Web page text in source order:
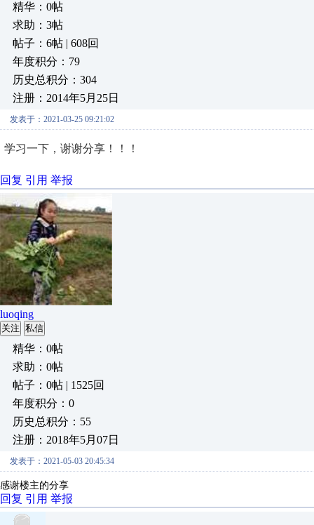
精华：0帖
求助：3帖
帖子：6帖 | 608回
年度积分：79
历史总积分：304
注册：2014年5月25日
发表于：2021-03-25 09:21:02
学习一下，谢谢分享！！！
回复 引用 举报
luoqing
关注 私信
精华：0帖
求助：0帖
帖子：0帖 | 1525回
年度积分：0
历史总积分：55
注册：2018年5月07日
发表于：2021-05-03 20:45:34
感谢楼主的分享
回复 引用 举报